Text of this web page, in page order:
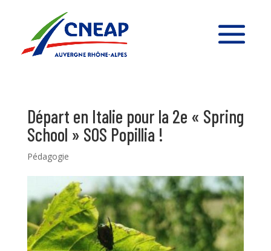
Départ en Italie pour la 2e « Spring
School » SOS Popillia !
Pédagogie